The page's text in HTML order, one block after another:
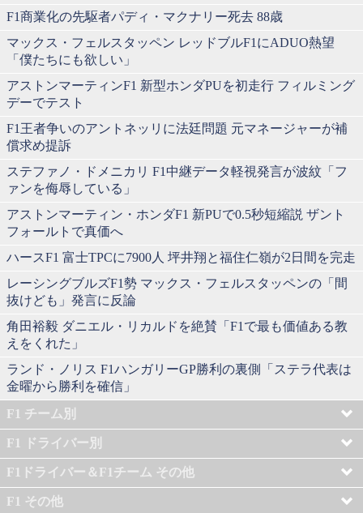
F1商業化の先駆者パディ・マクナリー死去 88歳
マックス・フェルスタッペン レッドブルF1にADUO熱望
「僕たちにも欲しい」
アストンマーティンF1 新型ホンダPUを初走行 フィルミング
デーでテスト
F1王者争いのアントネッリに法廷問題 元マネージャーが補
償求め提訴
ステファノ・ドメニカリ F1中継データ軽視発言が波紋「フ
ァンを侮辱している」
アストンマーティン・ホンダF1 新PUで0.5秒短縮説 ザント
フォールトで真価へ
ハースF1 富士TPCに7900人 坪井翔と福住仁嶺が2日間を完走
レーシングブルズF1勢 マックス・フェルスタッペンの「間
抜けども」発言に反論
角田裕毅 ダニエル・リカルドを絶賛「F1で最も価値ある教
えをくれた」
ランド・ノリス F1ハンガリーGP勝利の裏側「ステラ代表は
金曜から勝利を確信」
F1 チーム別
F1 ドライバー別
F1ドライバー＆F1チーム その他
F1 その他